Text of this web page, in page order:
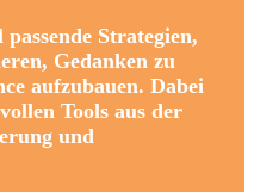
Strategien,
Gedanken zu
aufzubauen. Dabei
Tools aus der
und